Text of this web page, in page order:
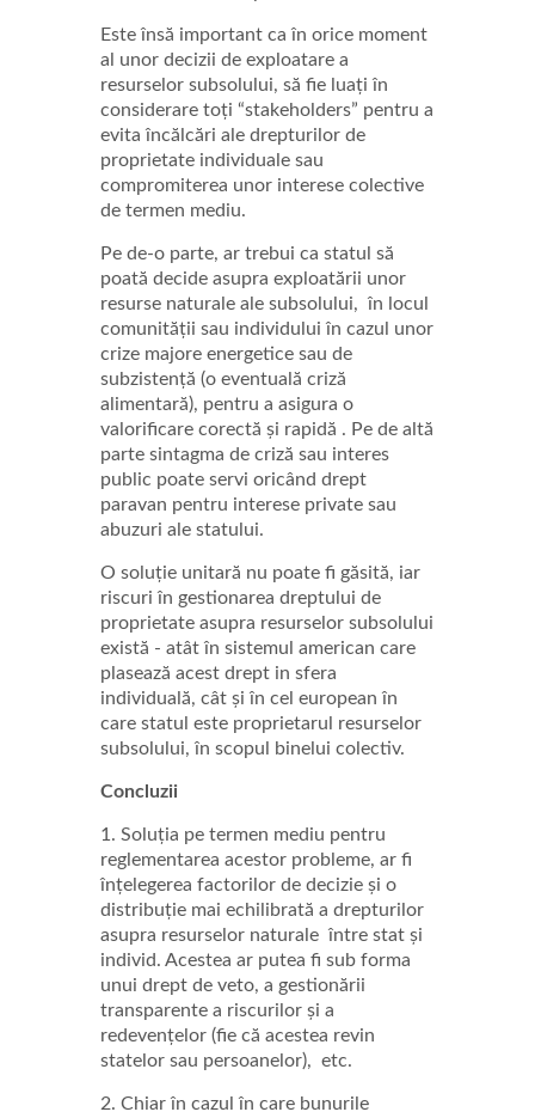
Este însă important ca în orice moment
al unor decizii de exploatare a
resurselor subsolului, să fie luați în
considerare toți “stakeholders” pentru a
evita încălcări ale drepturilor de
proprietate individuale sau
compromiterea unor interese colective
de termen mediu.
Pe de-o parte, ar trebui ca statul să
poată decide asupra exploatării unor
resurse naturale ale subsolului, în locul
comunității sau individului în cazul unor
crize majore energetice sau de
subzistență (o eventuală criză
alimentară), pentru a asigura o
valorificare corectă și rapidă . Pe de altă
parte sintagma de criză sau interes
public poate servi oricând drept
paravan pentru interese private sau
abuzuri ale statului.
O soluție unitară nu poate fi găsită, iar
riscuri în gestionarea dreptului de
proprietate asupra resurselor subsolului
există - atât în sistemul american care
plasează acest drept in sfera
individuală, cât și în cel european în
care statul este proprietarul resurselor
subsolului, în scopul binelui colectiv.
Concluzii
1. Soluția pe termen mediu pentru
reglementarea acestor probleme, ar fi
înțelegerea factorilor de decizie și o
distribuție mai echilibrată a drepturilor
asupra resurselor naturale între stat și
individ. Acestea ar putea fi sub forma
unui drept de veto, a gestionării
transparente a riscurilor și a
redevențelor (fie că acestea revin
statelor sau persoanelor), etc.
2. Chiar în cazul în care bunurile